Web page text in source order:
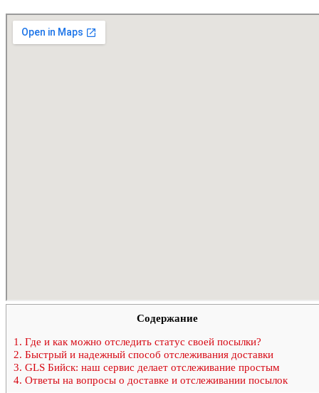
Содержание
1. Где и как можно отследить статус своей посылки?
2. Быстрый и надежный способ отслеживания доставки
3. GLS Бийск: наш сервис делает отслеживание простым
4. Ответы на вопросы о доставке и отслеживании посылок